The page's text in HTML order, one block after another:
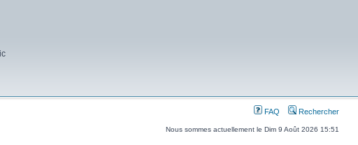
FAQ Rechercher
Nous sommes actuellement le Dim 9 Août 2026 15:51